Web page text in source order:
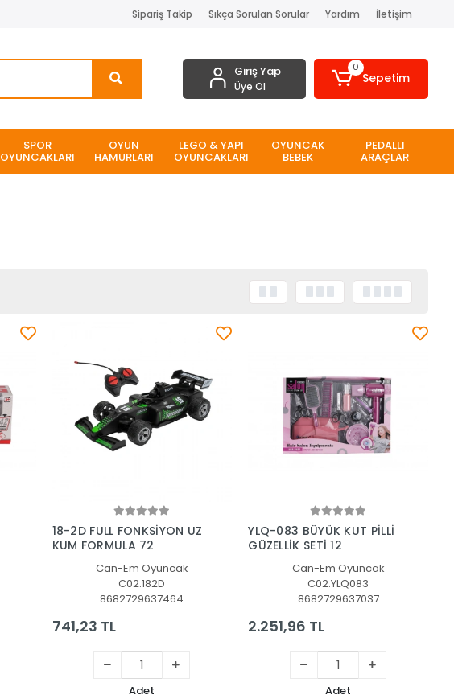
Sipariş Takip Sıkça Sorulan Sorular Yardım İletişim
Giriş Yap
Üye Ol
0
Sepetim
SPOR
OYUNCAKLARI
OYUN
HAMURLARI
LEGO & YAPI
OYUNCAKLARI
OYUNCAK
BEBEK
PEDALLI
ARAÇLAR
Sepete Ekle
18-2D FULL FONKSİYON UZ
KUM FORMULA 72
Can-Em Oyuncak
C02.182D
8682729637464
741,23 TL
Adet
Sepete Ekle
YLQ-083 BÜYÜK KUT PİLLİ
GÜZELLİK SETİ 12
Can-Em Oyuncak
C02.YLQ083
8682729637037
2.251,96 TL
Adet